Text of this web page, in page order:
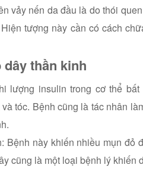
vảy nến da đầu là do thói
tượng này cần có cách
thần kinh
lượng insulin trong cơ thể
tóc. Bệnh cũng là tác nhân
Bệnh này khiến nhiều mụn đỏ
cũng là một loại bệnh lý khiến